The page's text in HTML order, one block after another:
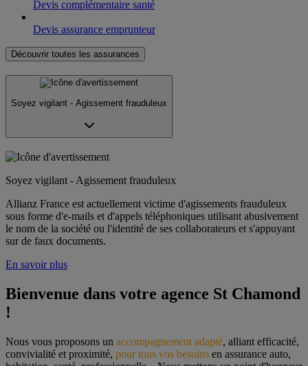
Devis complémentaire santé
Devis assurance emprunteur
Découvrir toutes les assurances
Soyez vigilant - Agissement frauduleux
Soyez vigilant - Agissement frauduleux
Allianz France est actuellement victime d'agissements frauduleux
sous forme d'e-mails et d'appels téléphoniques utilisant abusivement
le nom de la société ou l'identité de ses collaborateurs et s'appuyant
sur de faux documents.
En savoir plus
Bienvenue dans votre agence St Chamond
!
Nous vous proposons un accompagnement adapté, alliant efficacité,
convivialité et proximité, pour tous vos besoins en assurance auto,